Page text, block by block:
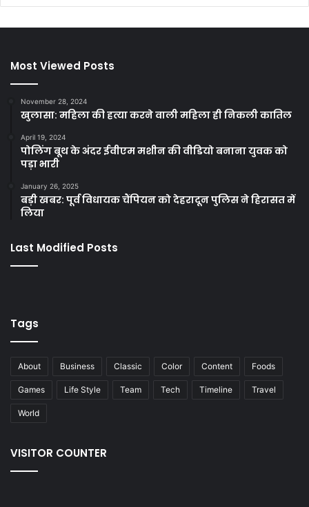
Most Viewed Posts
November 28, 2024
खुलासा: महिला की हत्या करने वाली महिला ही निकली कातिल
April 19, 2024
पोलिंग बूथ के अंदर ईवीएम मशीन की वीडियो बनाना युवक को
पड़ा भारी
January 26, 2025
बड़ी खबर: पूर्व विधायक चैंपियन को देहरादून पुलिस ने हिरासत में
लिया
Last Modified Posts
Tags
About Business Classic Color Content Foods
Games Life Style Team Tech Timeline Travel
World
VISITOR COUNTER